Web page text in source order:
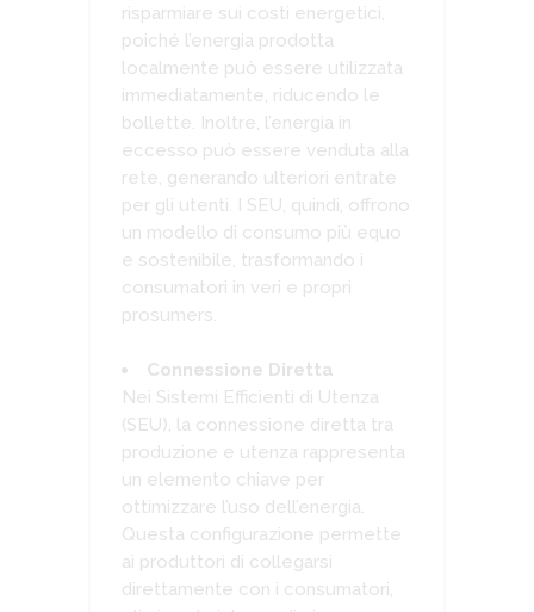
risparmiare sui costi energetici,
poiché l’energia prodotta
localmente può essere utilizzata
immediatamente, riducendo le
bollette. Inoltre, l’energia in
eccesso può essere venduta alla
rete, generando ulteriori entrate
per gli utenti. I SEU, quindi, offrono
un modello di consumo più equo
e sostenibile, trasformando i
consumatori in veri e propri
prosumers.
Connessione Diretta
Nei Sistemi Efficienti di Utenza
(SEU), la connessione diretta tra
produzione e utenza rappresenta
un elemento chiave per
ottimizzare l’uso dell’energia.
Questa configurazione permette
ai produttori di collegarsi
direttamente con i consumatori,